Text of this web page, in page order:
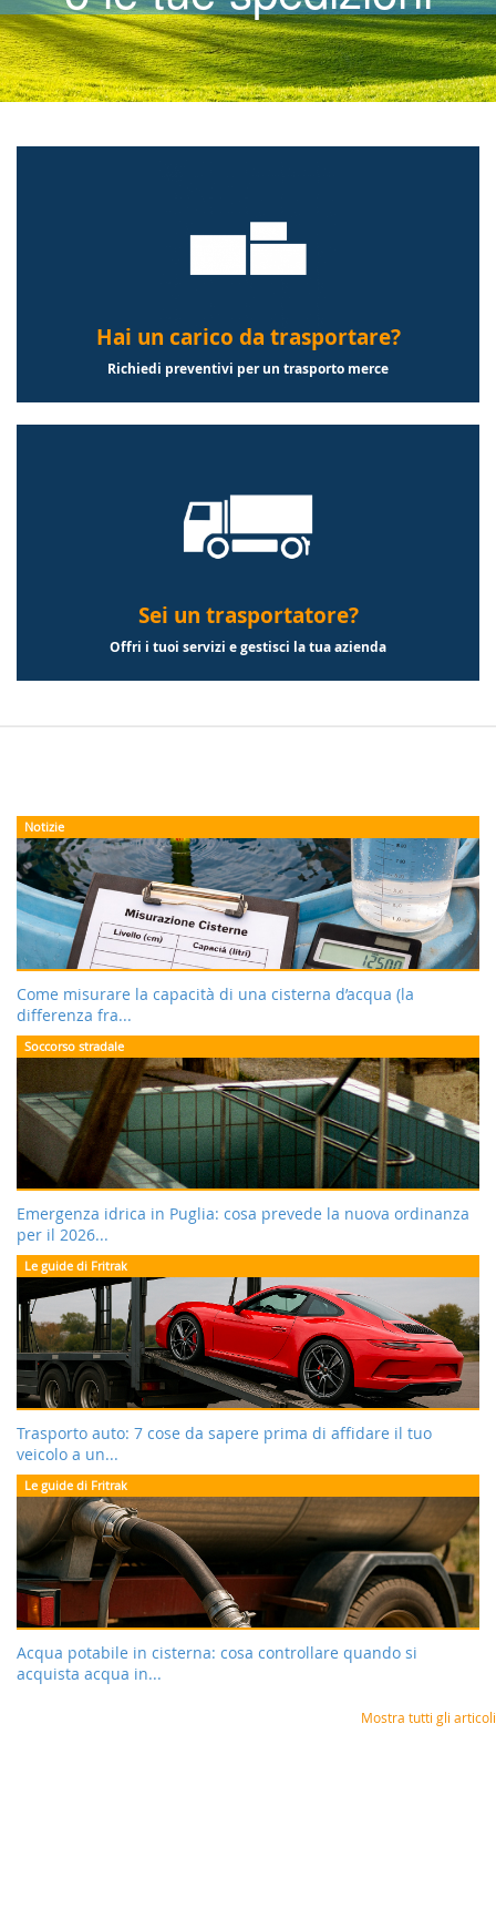
Hai un carico da trasportare?
Richiedi preventivi per un trasporto merce
Sei un trasportatore?
Offri i tuoi servizi e gestisci la tua azienda
Notizie
Come misurare la capacità di una cisterna d’acqua (la
differenza fra...
Soccorso stradale
Emergenza idrica in Puglia: cosa prevede la nuova ordinanza
per il 2026...
Le guide di Fritrak
Trasporto auto: 7 cose da sapere prima di affidare il tuo
veicolo a un...
Le guide di Fritrak
Acqua potabile in cisterna: cosa controllare quando si
acquista acqua in...
Mostra tutti gli articoli